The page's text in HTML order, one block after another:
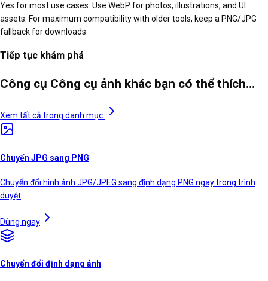
Yes for most use cases. Use WebP for photos, illustrations, and UI
assets. For maximum compatibility with older tools, keep a PNG/JPG
fallback for downloads.
Tiếp tục khám phá
Công cụ Công cụ ảnh khác bạn có thể thích…
Xem tất cả trong danh mục
Chuyển JPG sang PNG
Chuyển đổi hình ảnh JPG/JPEG sang định dạng PNG ngay trong trình
duyệt
Dùng ngay
Chuyển đổi định dạng ảnh